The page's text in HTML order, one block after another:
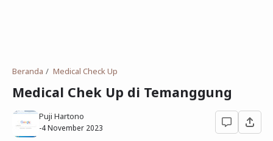
Gambar Orang dan Pohon
Download Soal
Tidak Bersekolah
Beranda Medical Check Up
Medical Chek Up di Temanggung
Puji Hartono
-4 November 2023